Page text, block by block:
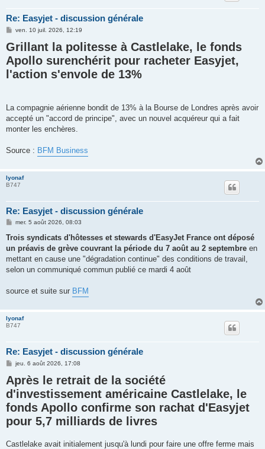
Re: Easyjet - discussion générale
M
s
s
a
g
e
ven. 10 juil. 2026, 12:19
Grillant la politesse à Castlelake, le fonds
Apollo surenchérit pour racheter Easyjet,
l'action s'envole de 13%
La compagnie aérienne bondit de 13% à la Bourse de Londres après avoir
accepté un "accord de principe", avec un nouvel acquéreur qui a fait
monter les enchères.
Source : BFM Business
lyonaf
B747
Re: Easyjet - discussion générale
M
s
a
g
mer. 5 août 2026, 08:03
Trois syndicats d'hôtesses et stewards d'EasyJet France ont déposé
un préavis de grève couvrant la période du 7 août au 2 septembre en
mettant en cause une "dégradation continue" des conditions de travail,
selon un communiqué commun publié ce mardi 4 août
source et suite sur BFM
lyonaf
B747
Re: Easyjet - discussion générale
M
s
s
a
e
jeu. 6 août 2026, 17:08
Après le retrait de la société
d'investissement américaine Castlelake, le
fonds Apollo confirme son rachat d'Easyjet
pour 5,7 milliards de livres
Castlelake avait initialement jusqu'à lundi pour faire une offre ferme mais